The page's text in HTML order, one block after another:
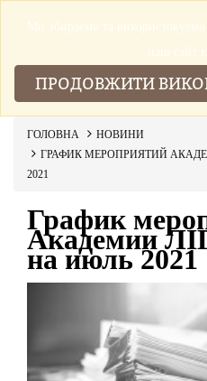
ГОЛОВНА
НОВИНИ
ГРАФИК МЕРОПРИЯТИЙ
2021
График
Академии
на июль 2021
Ми збираемо та
наш сайт
ПРОДОВЖИТИ